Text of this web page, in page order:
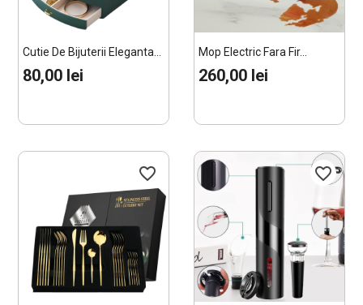
Cutie De Bijuterii Eleganta...
80,00 lei
Mop Electric Fara Fir...
260,00 lei
favorite_border favorite_border